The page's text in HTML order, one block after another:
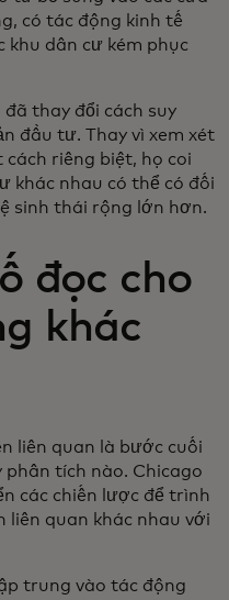
có tác động kinh tế
khu dân cư kém phục
thay đổi cách suy
đầu tư. Thay vì xem xét
riêng biệt, họ coi
khác nhau có thể có đối
sinh thái rộng lớn hơn.
đọc cho
khác
liên quan là bước cuối
tích nào. Chicago
các chiến lược để trình
liên quan khác nhau với
trung vào tác động